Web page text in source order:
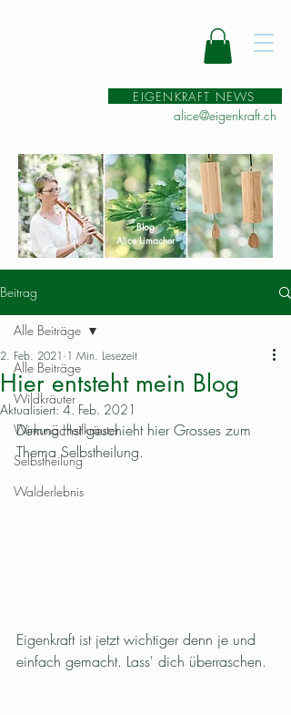
EIGENKRAFT NEWS
alice@eigenkraft.ch
Blog
Alice Limacher
Beitrag
Alle Beiträge
Wildkräuter
Wirkung Heilkräuter
Selbstheilung
Walderlebnis
Alle Beiträge
Hier entsteht mein Blog
2. Feb. 2021 1 Min. Lesezeit
Aktualisiert: 4. Feb. 2021
Demnächst geschieht hier Grosses zum
Thema Selbstheilung.
Eigenkraft ist jetzt wichtiger denn je und
einfach gemacht. Lass' dich überraschen.